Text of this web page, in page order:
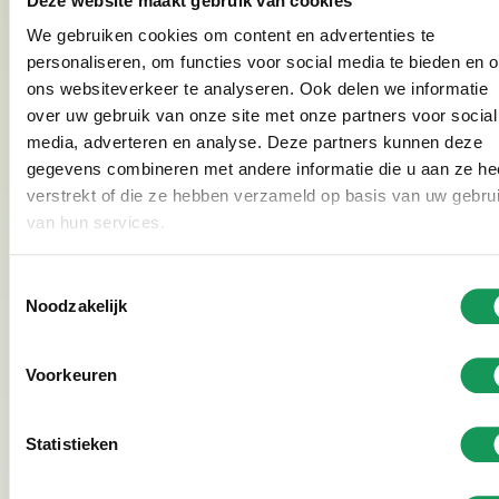
We gebruiken cookies om content en advertenties te
personaliseren, om functies voor social media te bieden en
ons websiteverkeer te analyseren. Ook delen we informatie
over uw gebruik van onze site met onze partners voor social
media, adverteren en analyse. Deze partners kunnen deze
gegevens combineren met andere informatie die u aan ze
verstrekt of die ze hebben verzameld op basis van uw
van hun services.
Noodzakelijk
Voorkeuren
Statistieken
Zijn er wasmogelijkheden op het park?
Wat doe ik met mijn vuilnis?
Mag ik vissen in de vijver op het park?
Mag ik barbecueën bij de bungalow?
ja, wat kost dit?